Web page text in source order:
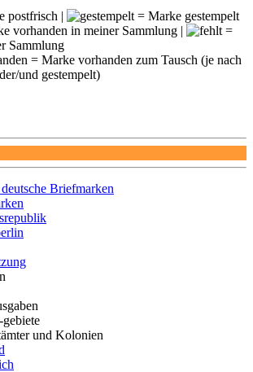
postfrisch |
= Marke gestempelt
vorhanden in meiner Sammlung |
=
Sammlung
= Marke vorhanden zum Tausch (je nach
und gestempelt)
Briefmarken
und Kolonien